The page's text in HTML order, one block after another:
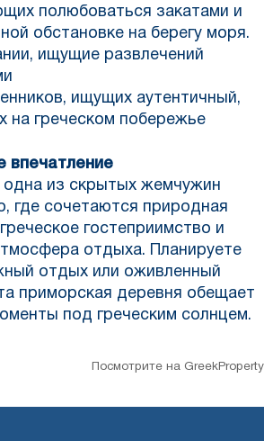
полюбоваться закатами и
обстановке на берегу моря.
ищущие развлечений
ищущих аутентичный,
на греческом побережье
впечатление
из скрытых жемчужин
где сочетаются природная
гостеприимство и
отдыха. Планируете
отдых или оживленный
приморская деревня обещает
под греческим солнцем.
Посмотрите на GreekProperty